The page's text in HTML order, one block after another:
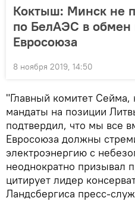
Коктыш: Минск не
по БелАЭС в обмен
Евросоюза
8 ноября 2019, 14:50
"Главный комитет Сейма,
мандаты на позиции
подтвердил, что мы все
Евросоюза должны
электроэнергию с
неоднократно призывал
цитирует лидер
Ландсбергиса пресс-